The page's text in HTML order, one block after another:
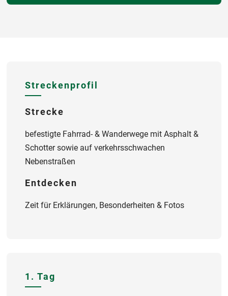
Streckenprofil
Strecke
befestigte Fahrrad- & Wanderwege mit Asphalt &
Schotter sowie auf verkehrsschwachen
Nebenstraßen
Entdecken
Zeit für Erklärungen, Besonderheiten & Fotos
1. Tag